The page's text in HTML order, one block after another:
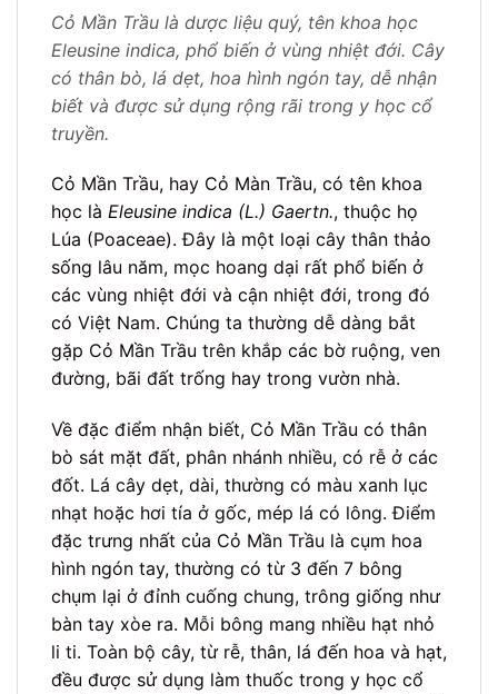
Cỏ Mần Trầu là dược liệu quý, tên khoa học
Eleusine indica, phổ biến ở vùng nhiệt đới. Cây
có thân bò, lá dẹt, hoa hình ngón tay, dễ nhận
biết và được sử dụng rộng rãi trong y học cổ
truyền.
Cỏ Mần Trầu, hay Cỏ Màn Trầu, có tên khoa
học là Eleusine indica (L.) Gaertn., thuộc họ
Lúa (Poaceae). Đây là một loại cây thân thảo
sống lâu năm, mọc hoang dại rất phổ biến ở
các vùng nhiệt đới và cận nhiệt đới, trong đó
có Việt Nam. Chúng ta thường dễ dàng bắt
gặp Cỏ Mần Trầu trên khắp các bờ ruộng, ven
đường, bãi đất trống hay trong vườn nhà.
Về đặc điểm nhận biết, Cỏ Mần Trầu có thân
bò sát mặt đất, phân nhánh nhiều, có rễ ở các
đốt. Lá cây dẹt, dài, thường có màu xanh lục
nhạt hoặc hơi tía ở gốc, mép lá có lông. Điểm
đặc trưng nhất của Cỏ Mần Trầu là cụm hoa
hình ngón tay, thường có từ 3 đến 7 bông
chụm lại ở đỉnh cuống chung, trông giống như
bàn tay xòe ra. Mỗi bông mang nhiều hạt nhỏ
li ti. Toàn bộ cây, từ rễ, thân, lá đến hoa và hạt,
đều được sử dụng làm thuốc trong y học cổ